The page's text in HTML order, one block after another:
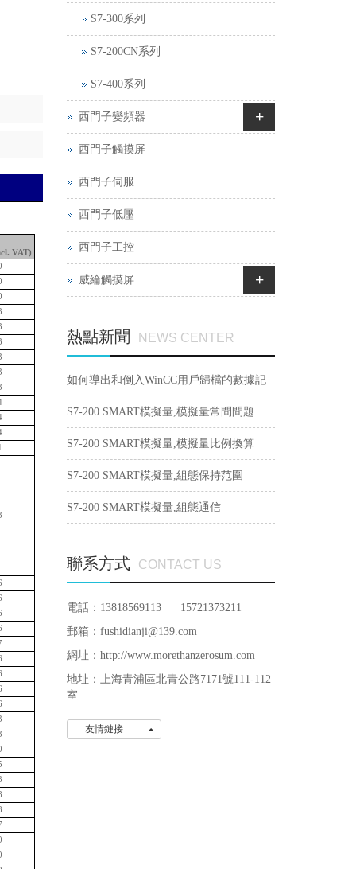
VAT)
S7-300系列
S7-200CN系列
S7-400系列
西門子變頻器 +
西門子觸摸屏
西門子伺服
西門子低壓
西門子工控
威綸觸摸屏 +
熱點新聞 NEWS CENTER
如何導出和倒入WinCC用戶歸檔的數據記
錄？
S7-200 SMART模擬量,模擬量常問問題
S7-200 SMART模擬量,模擬量比例換算
S7-200 SMART模擬量,組態保持范圍
S7-200 SMART模擬量,組態通信
聯系方式 CONTACT US
電話：13818569113 15721373211
郵箱：fushidianji@139.com
網址：http://www.morethanzerosum.com
地址： 上海青浦區北青公路7171號111-112
室
友情鏈接 友情鏈接